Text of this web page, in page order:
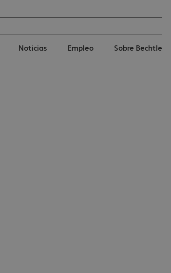
Noticias Empleo Sobre Bechtle